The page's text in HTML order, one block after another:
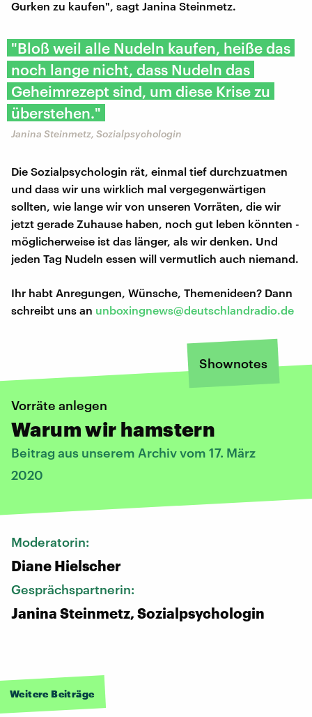
Gurken zu kaufen", sagt Janina Steinmetz.
"Bloß weil alle Nudeln kaufen, heiße das
noch lange nicht, dass Nudeln das
Geheimrezept sind, um diese Krise zu
überstehen."
Janina Steinmetz, Sozialpsychologin
Die Sozialpsychologin rät, einmal tief durchzuatmen
und dass wir uns wirklich mal vergegenwärtigen
sollten, wie lange wir von unseren Vorräten, die wir
jetzt gerade Zuhause haben, noch gut leben könnten -
möglicherweise ist das länger, als wir denken. Und
jeden Tag Nudeln essen will vermutlich auch niemand.
Ihr habt Anregungen, Wünsche, Themenideen? Dann
schreibt uns an unboxingnews@deutschlandradio.de
Shownotes
Vorräte anlegen
Warum wir hamstern
Beitrag aus unserem Archiv vom 17. März
2020
Moderatorin:
Diane Hielscher
Gesprächspartnerin:
Janina Steinmetz, Sozialpsychologin
Weitere Beiträge